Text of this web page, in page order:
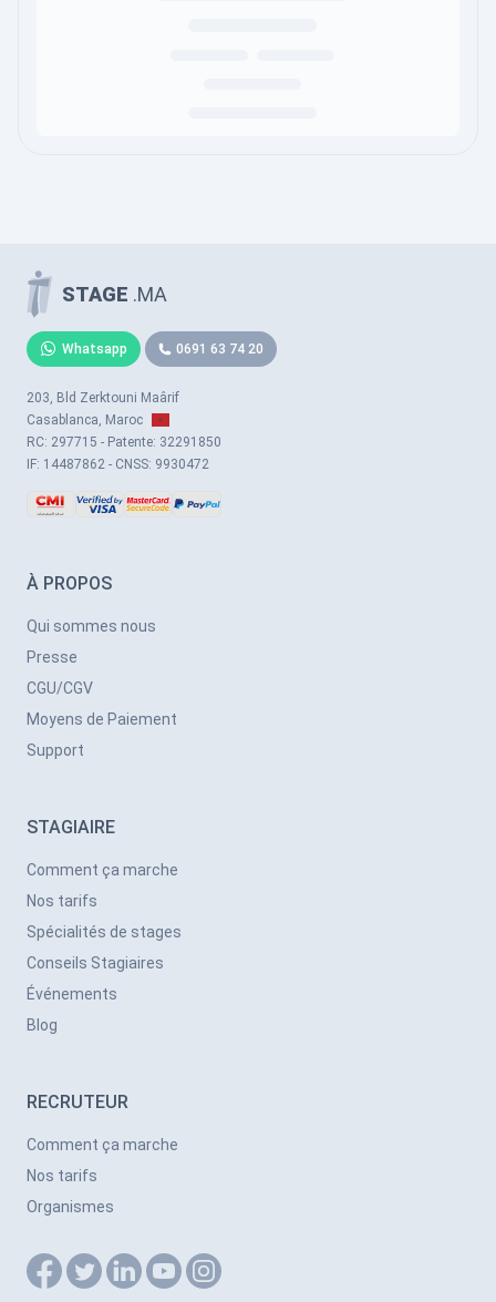
À PROPOS
Qui sommes nous
Presse
CGU/CGV
Moyens de Paiement
Support
STAGIAIRE
Comment ça marche
Nos tarifs
Spécialités de stages
Conseils Stagiaires
Événements
Blog
RECRUTEUR
Comment ça marche
Nos tarifs
Organismes
STAGE .MA
Whatsapp 0691 63 74 20
203, Bld Zerktouni Maârif
Casablanca, Maroc
RC: 297715 - Patente: 32291850
IF: 14487862 - CNSS: 9930472